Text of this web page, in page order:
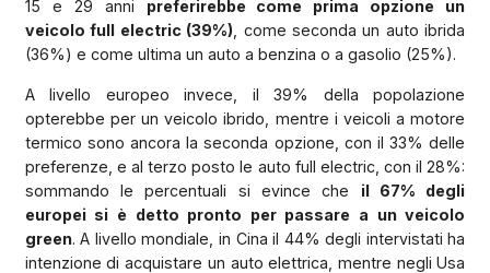
15 e 29 anni preferirebbe come prima opzione un
veicolo full electric (39%) , come seconda un auto ibrida
(36%) e come ultima un auto a benzina o a gasolio (25%).
A livello europeo invece, il 39% della popolazione
opterebbe per un veicolo ibrido, mentre i veicoli a motore
termico sono ancora la seconda opzione, con il 33% delle
preferenze, e al terzo posto le auto full electric, con il 28%:
sommando le percentuali si evince che il 67% degli
europei si è detto pronto per passare a un veicolo
green. A livello mondiale, in Cina il 44% degli intervistati ha
intenzione di acquistare un auto elettrica, mentre negli Usa